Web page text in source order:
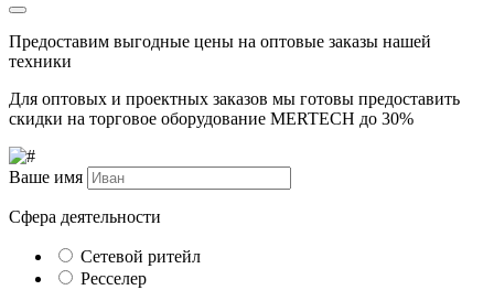
Предоставим выгодные цены на оптовые заказы нашей
техники
Для оптовых и проектных заказов мы готовы предоставить
скидки на торговое оборудование MERTECH до 30%
Ваше имя
Сфера деятельности
Сетевой ритейл
Ресселер